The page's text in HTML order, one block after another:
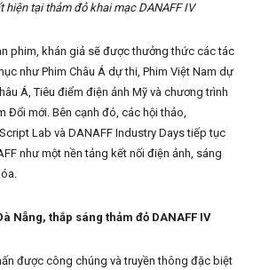
hiện tại thảm đỏ khai mạc DANAFF IV
phim, khán giả sẽ được thưởng thức các tác
như Phim Châu Á dự thi, Phim Việt Nam dự
Á, Tiêu điểm điện ảnh Mỹ và chương trình
Đổi mới. Bên cạnh đó, các hội thảo,
Lab và DANAFF Industry Days tiếp tục
như một nền tảng kết nối điện ảnh, sáng
Nẵng, thắp sáng thảm đỏ DANAFF IV
được công chúng và truyền thông đặc biệt